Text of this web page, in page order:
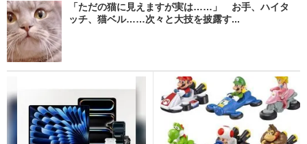
「ただの猫に見えますが実は……」 お手、ハイタ
ッチ、猫ベル……次々と大技を披露す...